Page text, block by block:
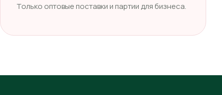
Только оптовые поставки и партии для бизнеса.